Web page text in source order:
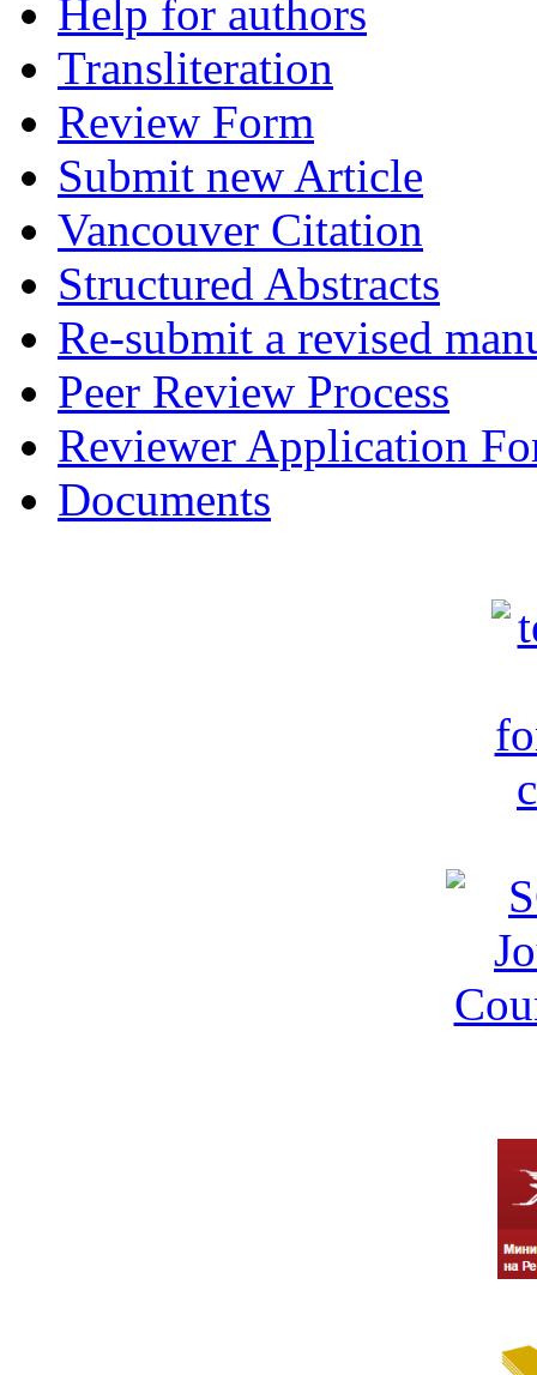
Help for authors
Transliteration
Review Form
Submit new Article
Vancouver Citation
Structured Abstracts
Re-submit a revised
Peer Review Process
Reviewer Application
Documents